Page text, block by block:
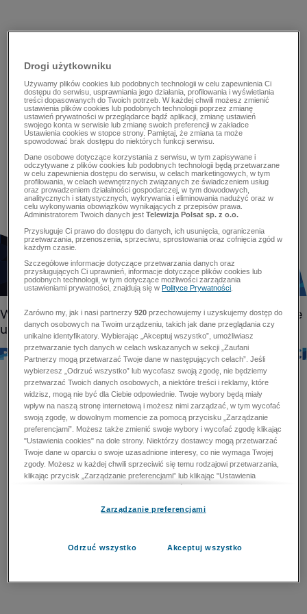
Drogi użytkowniku
Używamy plików cookies lub podobnych technologii w celu zapewnienia Ci
dostępu do serwisu, usprawniania jego działania, profilowania i wyświetlania
treści dopasowanych do Twoich potrzeb. W każdej chwili możesz zmienić
ustawienia plików cookies lub podobnych technologii poprzez zmianę
ustawień prywatności w przeglądarce bądź aplikacji, zmianę ustawień
swojego konta w serwisie lub zmianę swoich preferencji w zakładce
Ustawienia cookies w stopce strony. Pamiętaj, że zmiana ta może
spowodować brak dostępu do niektórych funkcji serwisu.
Dane osobowe dotyczące korzystania z serwisu, w tym zapisywane i
odczytywane z plików cookies lub podobnych technologii będą przetwarzane
w celu zapewnienia dostępu do serwisu, w celach marketingowych, w tym
profilowania, w celach wewnętrznych związanych ze świadczeniem usług
oraz prowadzeniem działalności gospodarczej, w tym dowodowych,
analitycznych i statystycznych, wykrywania i eliminowania nadużyć oraz w
celu wykonywania obowiązków wynikających z przepisów prawa.
Administratorem Twoich danych jestTelewizja Polsat sp. z o.o.
Przysługuje Ci prawo do dostępu do danych, ich usunięcia, ograniczenia
przetwarzania, przenoszenia, sprzeciwu, sprostowania oraz cofnięcia zgód w
każdym czasie.
Szczegółowe informacje dotyczące przetwarzania danych oraz
przysługujących Ci uprawnień, informacje dotyczące plików cookies lub
podobnych technologii, w tym dotyczące możliwości zarządzania
ustawieniami prywatności, znajdują się wPolityce Prywatności
Zarówno my, jak i nasi partnerzy920 przechowujemy i uzyskujemy dostęp do
danych osobowych na Twoim urządzeniu, takich jak dane przeglądania czy
unikalne identyfikatory. Wybierając „Akceptuj wszystko”, umożliwiasz
przetwarzanie tych danych w celach wskazanych w sekcji „Zaufani
Partnerzy mogą przetwarzać Twoje dane w następujących celach”. Jeśli
wybierzesz „Odrzuć wszystko” lub wycofasz swoją zgodę, nie będziemy
przetwarzać Twoich danych osobowych, a niektóre treści i reklamy, które
widzisz, mogą nie być dla Ciebie odpowiednie. Twoje wybory będą miały
wpływ na naszą stronę internetową i możesz nimi zarządzać, w tym wycofać
swoją zgodę, w dowolnym momencie za pomocą przycisku „Zarządzanie
preferencjami”. Możesz także zmienić swoje wybory i wycofać zgodę klikając
"Ustawienia cookies" na dole strony. Niektórzy dostawcy mogą przetwarzać
Twoje dane w oparciu o swoje uzasadnione interesy, co nie wymaga Twojej
zgody. Możesz w każdej chwili sprzeciwić się temu rodzajowi przetwarzania,
klikając przycisk „Zarządzanie preferencjami” lub klikając "Ustawienia
cookies" na dole strony. Nie możesz sprzeciwić się przetwarzaniu przez
zapobiegania oszustwom i naprawiania błędów, a w tym celu mogą zostać
przetwarzaniu danych osobowych w celu dostarczania i prezentacji reklam i
Zarządzanie preferencjami
Odrzuć wszystko Akceptuj wszystko